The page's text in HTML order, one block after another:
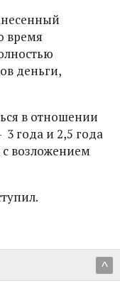
время
деньги,
в отношении
года и 2,5 года
возложением
^